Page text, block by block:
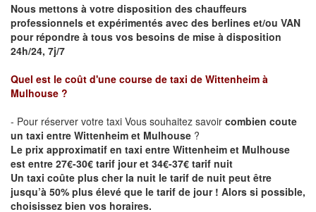
Nous mettons à votre disposition des chauffeurs
professionnels et expérimentés avec des berlines et/ou VAN
pour répondre à tous vos besoins de mise à disposition
24h/24, 7j/7
Quel est le coût d'une course de taxi de Wittenheim à
Mulhouse ?
- Pour réserver votre taxi Vous souhaitez savoir combien coute
un taxi entre Wittenheim et Mulhouse ?
Le prix approximatif en taxi entre Wittenheim et Mulhouse
est entre 27€-30€ tarif jour et 34€-37€ tarif nuit
Un taxi coûte plus cher la nuit le tarif de nuit peut être
jusqu’à 50% plus élevé que le tarif de jour ! Alors si possible,
choisissez bien vos horaires.